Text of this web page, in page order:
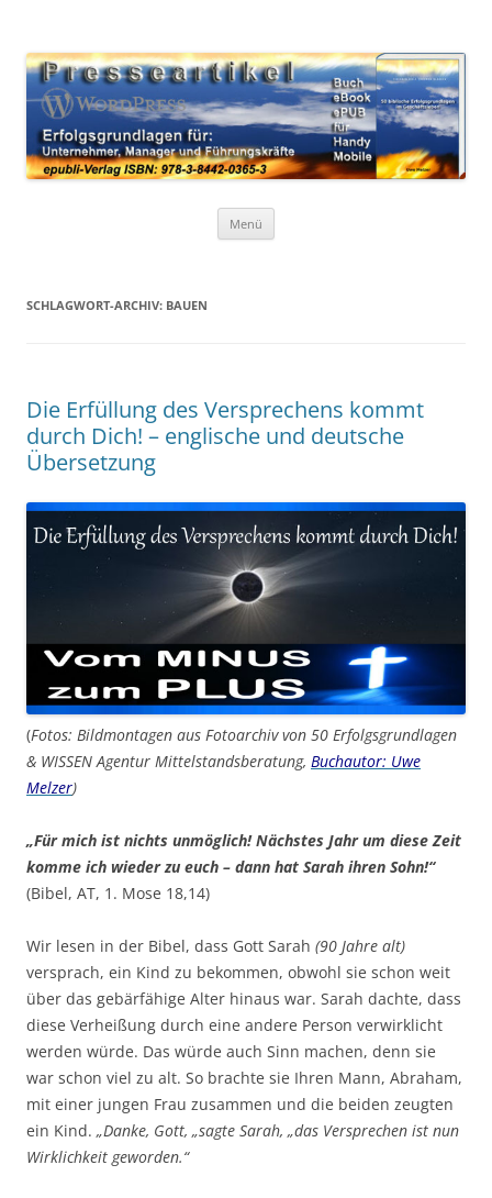
Erfolgsgrundlagen
Menü
SCHLAGWORT-ARCHIV: BAUEN
Die Erfüllung des Versprechens kommt
durch Dich! – englische und deutsche
Übersetzung
(Fotos: Bildmontagen aus Fotoarchiv von 50 Erfolgsgrundlagen
& WISSEN Agentur Mittelstandsberatung, Buchautor: Uwe
Melzer)
„Für mich ist nichts unmöglich! Nächstes Jahr um diese Zeit
komme ich wieder zu euch – dann hat Sarah ihren Sohn!“
(Bibel, AT, 1. Mose 18,14)
Wir lesen in der Bibel, dass Gott Sarah (90 Jahre alt)
versprach, ein Kind zu bekommen, obwohl sie schon weit
über das gebärfähige Alter hinaus war. Sarah dachte, dass
diese Verheißung durch eine andere Person verwirklicht
werden würde. Das würde auch Sinn machen, denn sie
war schon viel zu alt. So brachte sie Ihren Mann, Abraham,
mit einer jungen Frau zusammen und die beiden zeugten
ein Kind. „Danke, Gott, „sagte Sarah, „das Versprechen ist nun
Wirklichkeit geworden.“